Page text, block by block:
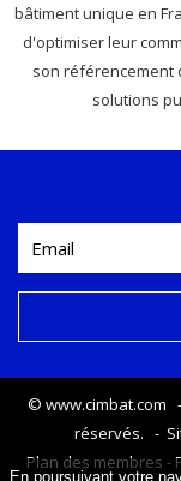
bâtiment unique en
d'optimiser leur
son référencement
solutions
© www.cimbat.com
réservés. -
Plan des membres -
En poursuivant votre